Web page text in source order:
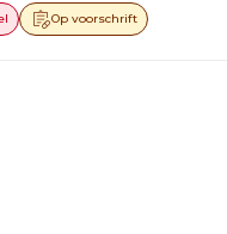
Op voorschrift